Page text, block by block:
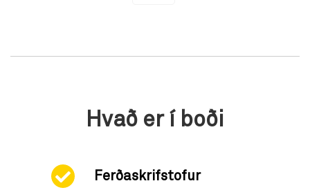
Hvað er í boði
Ferðaskrifstofur